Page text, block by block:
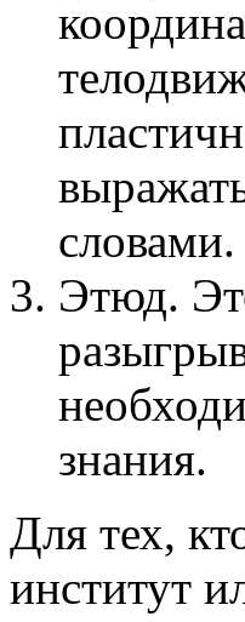
словами.
Этюд.
знания.
Для тех,
институт